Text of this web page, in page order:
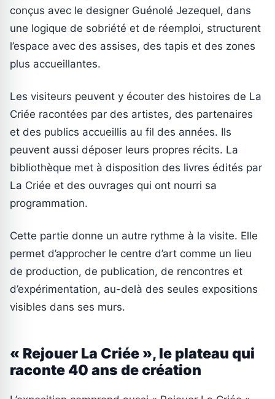
conçus avec le designer Guénolé Jezequel, dans
une logique de sobriété et de réemploi, structurent
l’espace avec des assises, des tapis et des zones
plus accueillantes.
Les visiteurs peuvent y écouter des histoires de La
Criée racontées par des artistes, des partenaires
et des publics accueillis au fil des années. Ils
peuvent aussi déposer leurs propres récits. La
bibliothèque met à disposition des livres édités par
La Criée et des ouvrages qui ont nourri sa
programmation.
Cette partie donne un autre rythme à la visite. Elle
permet d’approcher le centre d’art comme un lieu
de production, de publication, de rencontres et
d’expérimentation, au-delà des seules expositions
visibles dans ses murs.
« Rejouer La Criée », le plateau qui
raconte 40 ans de création